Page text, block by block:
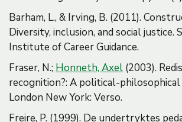
Barham, L., & Irving, B. (2011).
Diversity, inclusion, and social justice.
Institute of Career Guidance.
Fraser, N.; Honneth, Axel (2003).
recognition?: A political-philosophical
London New York: Verso.
Freire, P. (1999). De undertryktes